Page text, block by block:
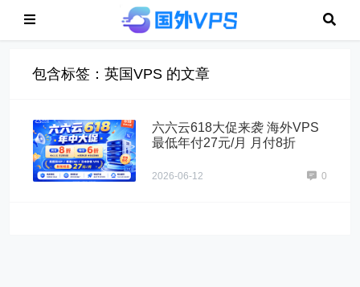
包含标签：英国VPS 的文章
六六云618大促来袭 海外VPS
最低年付27元/月 月付8折
2026-06-12 0